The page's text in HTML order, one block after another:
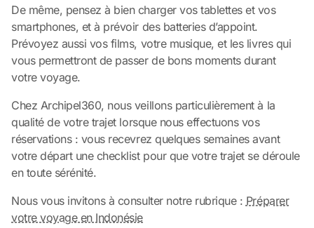
De même, pensez à bien charger vos tablettes et vos
smartphones, et à prévoir des batteries d’appoint.
Prévoyez aussi vos films, votre musique, et les livres qui
vous permettront de passer de bons moments durant
votre voyage.
Chez Archipel360, nous veillons particulièrement à la
qualité de votre trajet lorsque nous effectuons vos
réservations : vous recevrez quelques semaines avant
votre départ une checklist pour que votre trajet se déroule
en toute sérénité.
Nous vous invitons à consulter notre rubrique : Préparer
votre voyage en Indonésie